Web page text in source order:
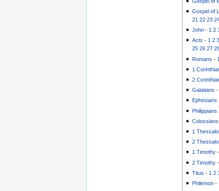
Gospel of
21 22 23
John - 1 2
Acts - 1 2
25 26 27
Romans -
1
2
Galatians
Ephesians
Philippians
Colossians
1
2
1 Timothy
2 Timothy
Titus - 1 2
Philemon -